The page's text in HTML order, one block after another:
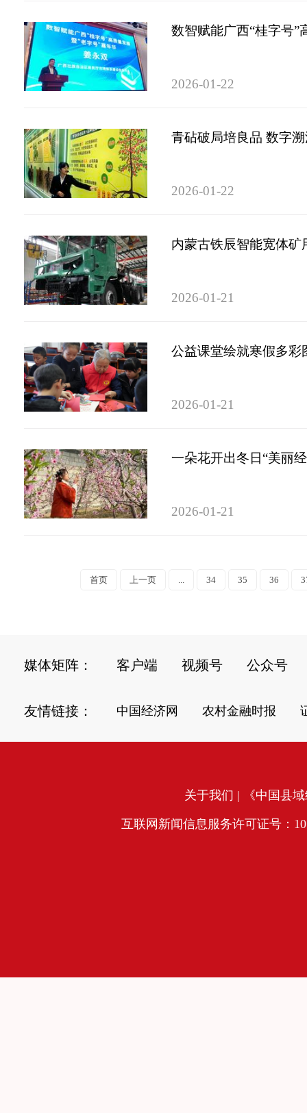
数智赋能广西“桂字号”
2026-01-22
青砧破局培良品 数字
2026-01-22
内蒙古铁辰智能宽体矿
2026-01-21
公益课堂绘就寒假多彩
2026-01-21
一朵花开出冬日“美丽
2026-01-21
首页 上一页 ... 34 35 36
媒体矩阵： 客户端 视频号 公众号
友情链接： 中国经济网 农村金融时报
关于我们 | 《中国县
互联网新闻信息服务许可证号：